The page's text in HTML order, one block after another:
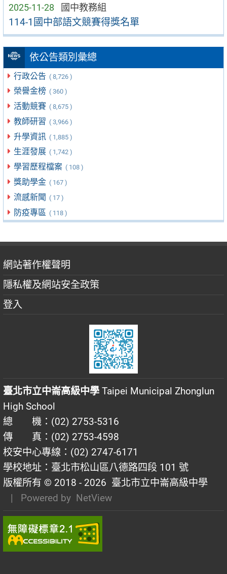
2025-11-28 國中教務組
114-1國中部語文競賽得獎名單
依公告類別彙總
行政公告 ( 8,726 )
榮譽金榜 ( 360 )
活動競賽 ( 8,675 )
教師研習 ( 3,966 )
升學資訊 ( 1,885 )
生涯發展 ( 1,742 )
學習歷程檔案 ( 108 )
獎助學金 ( 167 )
流感新聞 ( 17 )
防疫專區 ( 118 )
網站著作權聲明
隱私權及網站安全政策
登入
臺北市立中崙高級中學 Taipei Municipal Zhonglun
High School
總 機：(02) 2753-5316
傳 真：(02) 2753-4598
校安中心專線：(02) 2747-6171
學校地址：臺北市松山區八德路四段 101 號
版權所有 © 2018 - 2026 臺北市立中崙高級中學
| Powered by NetView